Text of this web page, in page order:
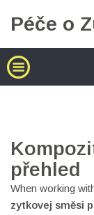
přehled
When working
zytkovej směsi